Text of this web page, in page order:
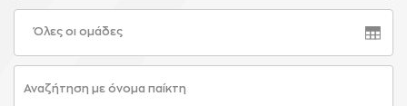
Όλες οι ομάδες